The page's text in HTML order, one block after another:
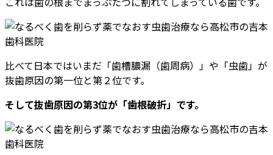
比べて日本ではいまだ「歯槽膿漏（歯周病）」や「虫歯」が
抜歯原因の第一位と第２位です。
そして抜歯原因の第3位が「歯根破折」です。